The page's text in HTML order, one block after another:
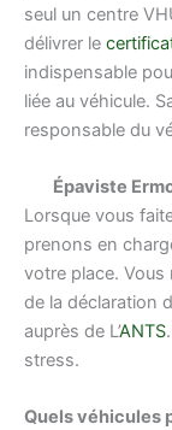
seul un centre
délivrer le
indispensable
liée au véhicule.
responsable du
Épaviste
Lorsque vous
prenons en
votre place.
de la déclaration
auprès de L’ANTS
stress.
Quels véhicules